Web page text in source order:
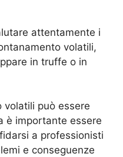
attentamente i
volatili,
in truffe o in
volatili può essere
è importante essere
a professionisti
e conseguenze